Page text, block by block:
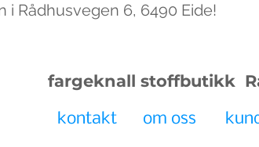
i Rådhusvegen 6, 6490 Eide!
fargeknall stoffbutikk
kontakt om oss